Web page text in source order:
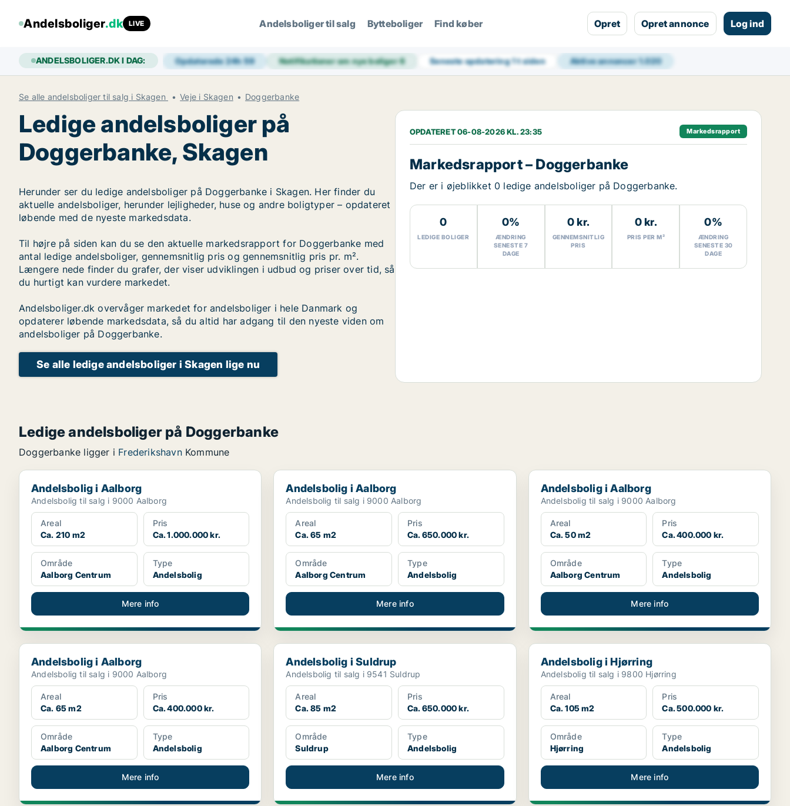
Andelsboliger.dk LIVE Andelsboliger til salg Bytteboliger Find køber Opret Opret annonce Log ind
ANDELSBOLIGER.DK I DAG: Opdaterede 24h59 Notifikationer om nye boliger6 Seneste opdatering1 t siden Aktive annoncer1.020
Se alle andelsboliger til salg i Skagen Veje i Skagen Doggerbanke
Ledige andelsboliger på
Doggerbanke, Skagen
Herunder ser du ledige andelsboliger på Doggerbanke i Skagen. Her finder du
aktuelle andelsboliger, herunder lejligheder, huse og andre boligtyper – opdateret
løbende med de nyeste markedsdata.
Til højre på siden kan du se den aktuelle markedsrapport for Doggerbanke med
antal ledige andelsboliger, gennemsnitlig pris og gennemsnitlig pris pr. m².
Længere nede finder du grafer, der viser udviklingen i udbud og priser over tid, så
du hurtigt kan vurdere markedet.
Andelsboliger.dk overvåger markedet for andelsboliger i hele Danmark og
opdaterer løbende markedsdata, så du altid har adgang til den nyeste viden om
andelsboliger på Doggerbanke.
Se alle ledige andelsboliger i Skagen lige nu
OPDATERET 06-08-2026 KL. 23:35 Markedsrapport
Markedsrapport – Doggerbanke
Der er i øjeblikket 0 ledige andelsboliger på Doggerbanke.
0
LEDIGE BOLIGER
0%
ÆNDRING
SENESTE 7
DAGE
0 kr.
GENNEMSNITLIG
PRIS
0 kr.
PRIS PER M²
0%
ÆNDRING
SENESTE 30
DAGE
Ledige andelsboliger på Doggerbanke
Doggerbanke ligger i FrederikshavnKommune
Andelsbolig i Aalborg
Andelsbolig i Aalborg
Andelsbolig til salg i 9000 Aalborg
Areal
Ca. 210 m2
Pris
Ca. 1.000.000 kr.
Område
Aalborg Centrum
Type
Andelsbolig
Mere info
Andelsbolig i Aalborg
Andelsbolig i Aalborg
Andelsbolig til salg i 9000 Aalborg
Areal
Ca. 65 m2
Pris
Ca. 650.000 kr.
Område
Aalborg Centrum
Type
Andelsbolig
Mere info
Andelsbolig i Aalborg
Andelsbolig i Aalborg
Andelsbolig til salg i 9000 Aalborg
Areal
Ca. 50 m2
Pris
Ca. 400.000 kr.
Område
Aalborg Centrum
Type
Andelsbolig
Mere info
Andelsbolig i Aalborg
Andelsbolig i Aalborg
Andelsbolig til salg i 9000 Aalborg
Areal
Ca. 65 m2
Pris
Ca. 400.000 kr.
Område
Aalborg Centrum
Type
Andelsbolig
Mere info
Andelsbolig i Suldrup
Andelsbolig i Suldrup
Andelsbolig til salg i 9541 Suldrup
Areal
Ca. 85 m2
Pris
Ca. 650.000 kr.
Område
Suldrup
Type
Andelsbolig
Mere info
Andelsbolig i Hjørring
Andelsbolig i Hjørring
Andelsbolig til salg i 9800 Hjørring
Areal
Ca. 105 m2
Pris
Ca. 500.000 kr.
Område
Hjørring
Type
Andelsbolig
Mere info